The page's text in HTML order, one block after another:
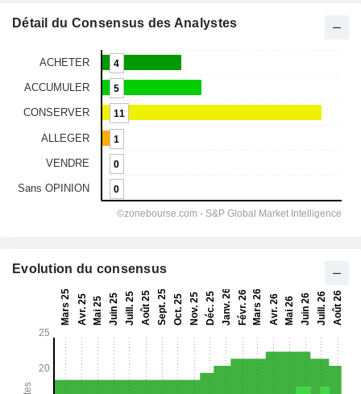
Détail du Consensus des Analystes
Evolution du consensus